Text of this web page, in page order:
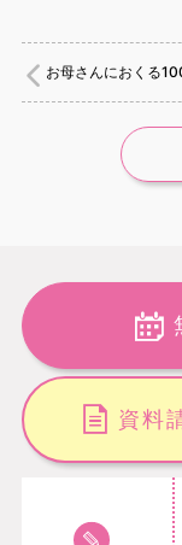
お母さんにおくる
資料